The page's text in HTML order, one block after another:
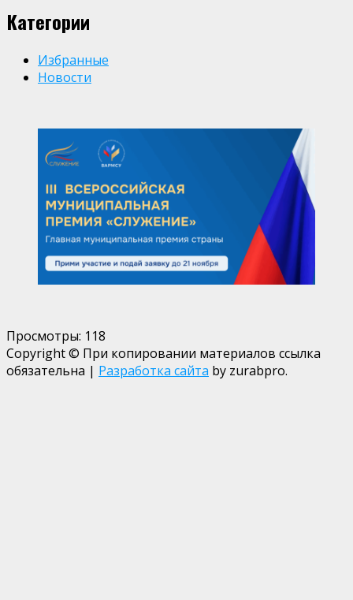
Категории
Избранные
Новости
Просмотры: 118
Copyright © При копировании материалов ссылка
обязательна | Разработка сайта by zurabpro.